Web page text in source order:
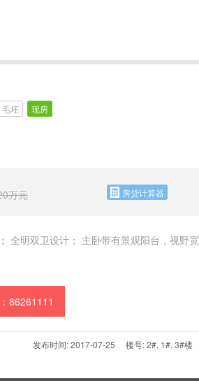
毛坯 现房
万元 房贷计算器
全明双卫设计； 主卧带有景观阳台，视野宽
86261111
发布时间: 2017-07-25 楼号: 2#, 1#, 3#楼